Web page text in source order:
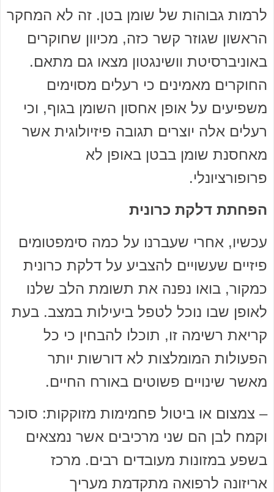
לרמות גבוהות של שומן בטן. זה לא המחקר
הראשון שגוזר קשר כזה, מכיוון שחוקרים
באוניברסיטת וושינגטון מצאו גם מתאם.
החוקרים מאמינים כי רעלים מסוימים
משפיעים על אופן אחסון השומן בגוף, וכי
רעלים אלה יוצרים תגובה פיזיולוגית אשר
מאחסנת שומן בבטן באופן לא
פרופורציונלי.
הפחתת דלקת כרונית
עכשיו, אחרי שעברנו על כמה סימפטומים
פיזיים שעשויים להצביע על דלקת כרונית
כמקור, בואו נפנה את תשומת הלב שלנו
לאופן שבו נוכל לטפל ביעילות במצב. בעת
קריאת רשימה זו, תוכלו להבחין כי כל
הפעולות המומלצות לא דורשות יותר
מאשר שינויים פשוטים באורח החיים.
– צמצום או ביטול פחמימות מזוקקות: סוכר
וקמח לבן הם שני מרכיבים אשר נמצאים
בשפע במזונות מעובדים רבים. מרכז
אריזונה לרפואה מתקדמת מעריך